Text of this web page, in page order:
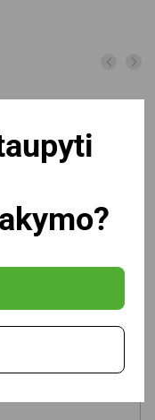
mėlynas